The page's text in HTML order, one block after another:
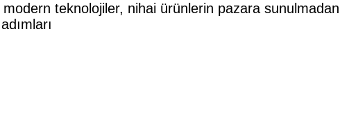
teknolojiler, nihai ürünlerin pazara